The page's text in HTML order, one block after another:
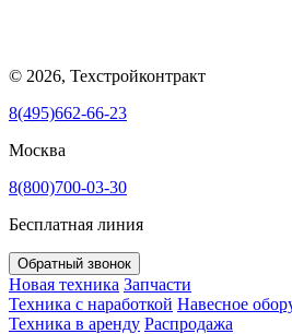
© 2026, Техстройконтракт
8(495)662-66-23
Москва
8(800)700-03-30
Бесплатная линия
Обратный звонок
Новая техника Запчасти
Техника с наработкой Навесное
Техника в аренду Распродажа